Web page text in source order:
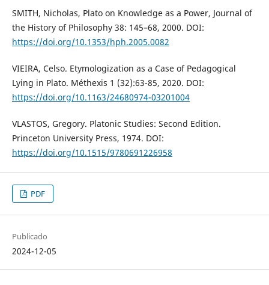
SMITH, Nicholas, Plato on Knowledge as a Power, Journal of
the History of Philosophy 38: 145–68, 2000. DOI:
https://doi.org/10.1353/hph.2005.0082
VIEIRA, Celso. Etymologization as a Case of Pedagogical
Lying in Plato. Méthexis 1 (32):63-85, 2020. DOI:
https://doi.org/10.1163/24680974-03201004
VLASTOS, Gregory. Platonic Studies: Second Edition.
Princeton University Press, 1974. DOI:
https://doi.org/10.1515/9780691226958
PDF
Publicado
2024-12-05